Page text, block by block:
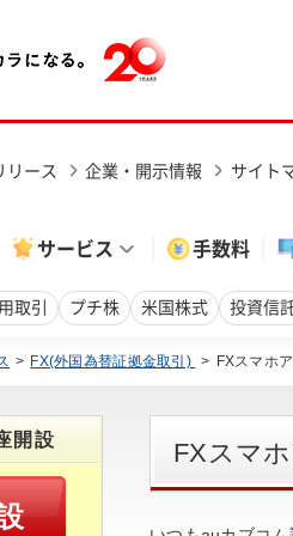
リース 企業・開示情報 サイト
サービス 手数料
取引 プチ株 米国株式 投資信
FX(外国為替証拠金取引) FXスマホ
FXスマ
開設